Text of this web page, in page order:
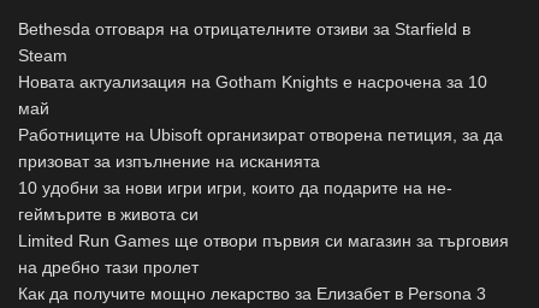
Bethesda отговаря на отрицателните отзиви за Starfield в
Steam
Новата актуализация на Gotham Knights е насрочена за 10
май
Работниците на Ubisoft организират отворена петиция, за да
призоват за изпълнение на исканията
10 удобни за нови игри игри, които да подарите на не-
геймърите в живота си
Limited Run Games ще отвори първия си магазин за търговия
на дребно тази пролет
Как да получите мощно лекарство за Елизабет в Persona 3